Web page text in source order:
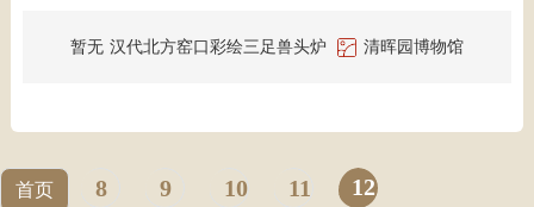
暂无 汉代北方窑口彩绘三足兽头炉 清晖园博物馆
首页 8 9 10 11 12